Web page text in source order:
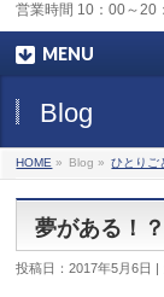
営業時間 10：00～20
MENU
Blog
HOME » Blog » ひとりご
夢がある！？
投稿日：2017年5月6日 |